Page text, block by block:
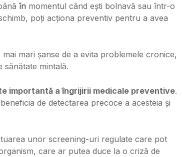
în momentul când ești bolnavă sau într-o
poți acționa preventiv pentru a avea
mari șanse de a evita problemele cronice,
sănătate mintală.
importantă a îngrijirii medicale preventive.
de detectarea precoce a acesteia și
unor screening-uri regulate care pot
care ar putea duce la o criză de